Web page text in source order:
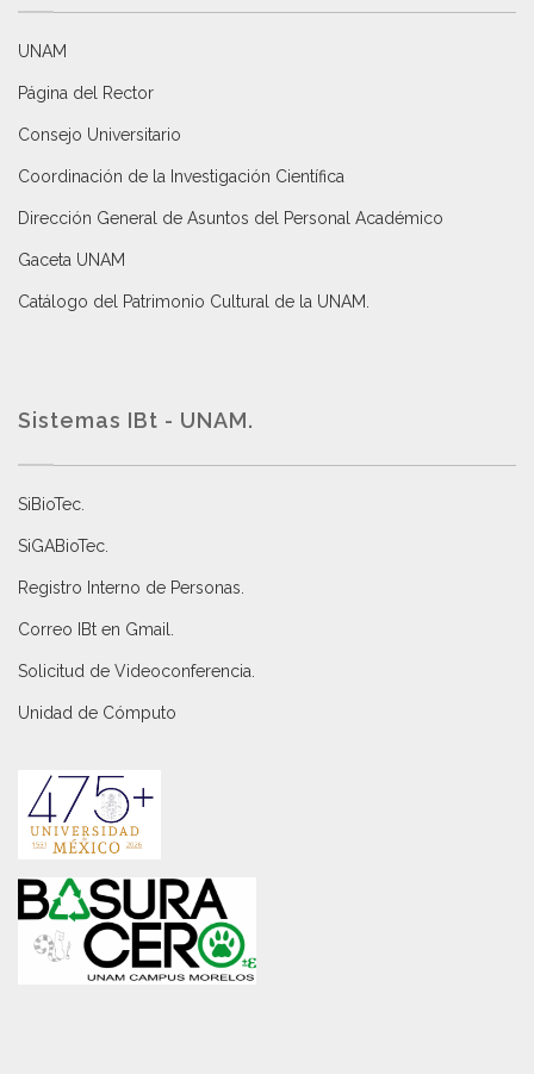
UNAM
Página del Rector
Consejo Universitario
Coordinación de la Investigación Científica
Dirección General de Asuntos del Personal Académico
Gaceta UNAM
Catálogo del Patrimonio Cultural de la UNAM.
Sistemas IBt - UNAM.
SiBioTec
SiGABioTec.
Registro Interno de Personas
Correo IBt en Gmail
Solicitud de Videoconferencia.
Unidad de Cómputo